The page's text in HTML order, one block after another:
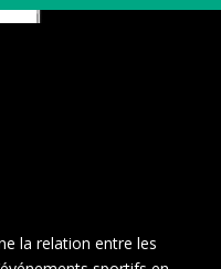
la relation entre les